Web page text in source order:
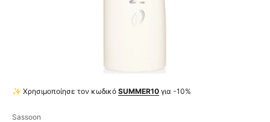
✨ Χρησιμοποίησε τον κωδικό SUMMER10 για -10%
Sassoon